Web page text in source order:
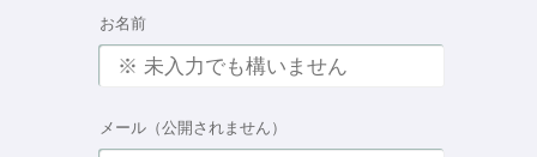
お名前
メール（公開されません）